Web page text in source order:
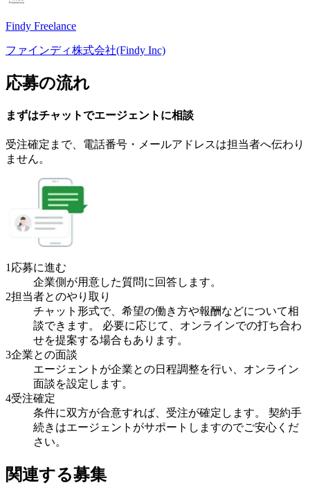
Findy Freelance
ファインディ株式会社(Findy Inc)
応募の流れ
まずはチャットでエージェント に相談
受注確定まで、 電話番号・メールアドレスは担当者へ伝わり
ません。
1 応募に進む
企業側が用意した質問に回答します。
2担当者とのやり取り
チャット形式で、希望の働き方や報酬などについて相
談できます。 必要に応じて、オンラインでの打ち合わ
せを提案する場合もあります。
3企業との面談
エージェントが企業との日程調整を行い、オンライン
面談を設定します。
4受注確定
条件に双方が合意すれば、受注が確定します。 契約手
続きはエージェントがサポートしますのでご安心くだ
さい。
関連する募集